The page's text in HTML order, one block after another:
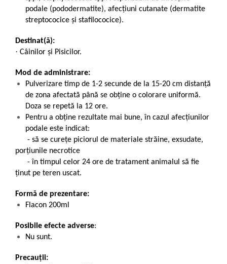
podale (pododermatite), afecţiuni cutanate (dermatite
streptococice şi stafilococice).
Destinat(ă):
· Câinilor și Pisicilor.
Mod de administrare:
Pulverizare timp de 1-2 secunde de la 15-20 cm distanţă
de zona afectată până se obţine o colorare uniformă.
Doza se repetă la 12 ore.
Pentru a obţine rezultate mai bune, în cazul afecţiunilor
podale este indicat:
- să se cureţe piciorul de materiale străine, exsudate,
porţiunile necrotice
- în timpul celor 24 ore de tratament animalul să fie
ţinut pe teren uscat.
Formă de prezentare:
Flacon 200ml
Posibile efecte adverse:
Nu sunt.
Precauții: